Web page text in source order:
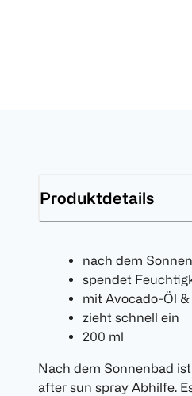
Produktdetails
nach dem
spendet
mit Avocado-Öl &
zieht schnell ein
200 ml
Nach dem Sonnenbad
after sun spray Abhilfe.